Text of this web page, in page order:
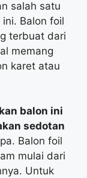
salah satu
Balon foil
terbuat dari
memang
karet atau
balon ini
sedotan
Balon foil
mulai dari
Untuk